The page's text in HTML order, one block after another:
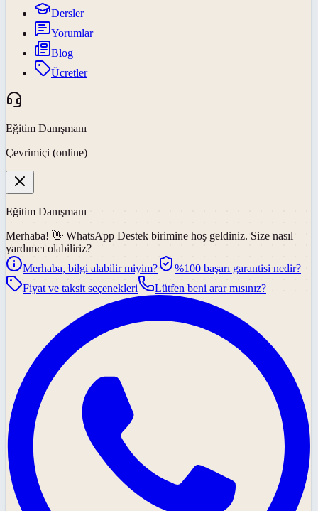
Dersler
Yorumlar
Blog
Ücretler
Eğitim Danışmanı
Çevrimiçi (online)
Eğitim Danışmanı
Merhaba! 👋 WhatsApp Destek birimine hoş geldiniz. Size nasıl
yardımcı olabiliriz?
Merhaba, bilgi alabilir miyim?
%100 başarı garantisi nedir?
Fiyat ve taksit seçenekleri
Lütfen beni arar mısınız?